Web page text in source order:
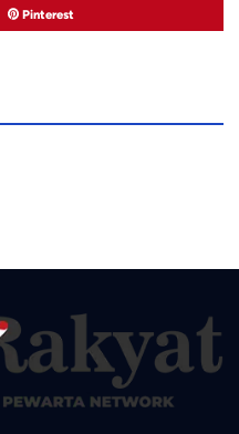
Pinterest